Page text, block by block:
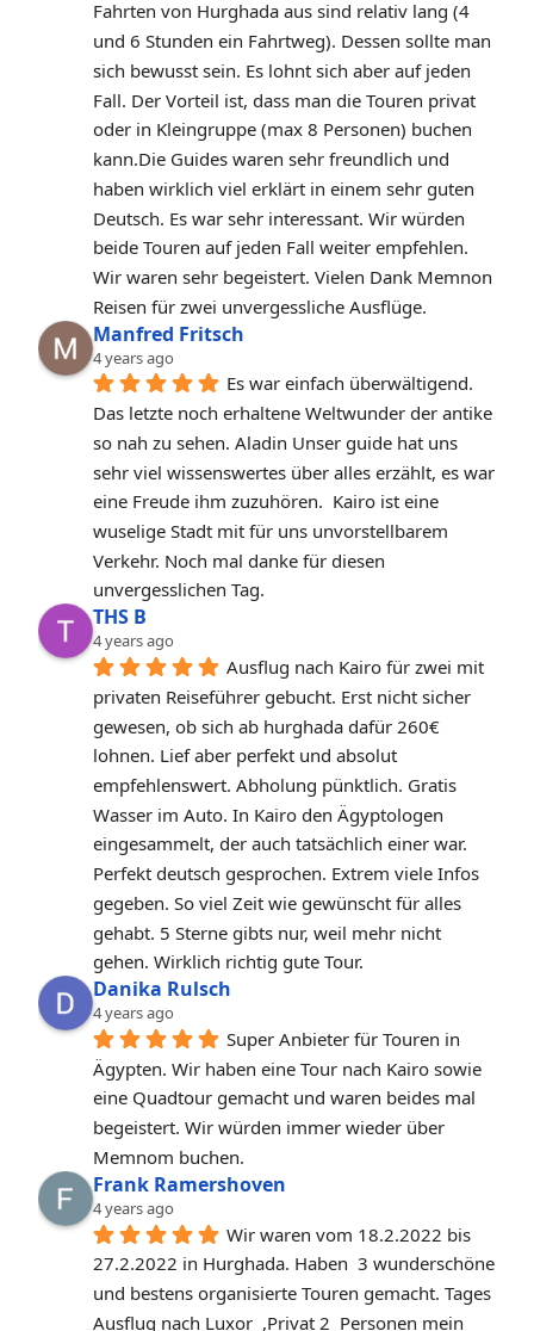
Fahrten von Hurghada aus sind relativ lang (4
und 6 Stunden ein Fahrtweg). Dessen sollte man
sich bewusst sein. Es lohnt sich aber auf jeden
Fall. Der Vorteil ist, dass man die Touren privat
oder in Kleingruppe (max 8 Personen) buchen
kann.Die Guides waren sehr freundlich und
haben wirklich viel erklärt in einem sehr guten
Deutsch. Es war sehr interessant. Wir würden
beide Touren auf jeden Fall weiter empfehlen.
Wir waren sehr begeistert. Vielen Dank Memnon
Reisen für zwei unvergessliche Ausflüge.
Manfred Fritsch
4 years ago
Es war einfach überwältigend.
Das letzte noch erhaltene Weltwunder der antike
so nah zu sehen. Aladin Unser guide hat uns
sehr viel wissenswertes über alles erzählt, es war
eine Freude ihm zuzuhören.  Kairo ist eine
wuselige Stadt mit für uns unvorstellbarem
Verkehr. Noch mal danke für diesen
unvergesslichen Tag.
THS B
4 years ago
Ausflug nach Kairo für zwei mit
privaten Reiseführer gebucht. Erst nicht sicher
gewesen, ob sich ab hurghada dafür 260€
lohnen. Lief aber perfekt und absolut
empfehlenswert. Abholung pünktlich. Gratis
Wasser im Auto. In Kairo den Ägyptologen
eingesammelt, der auch tatsächlich einer war.
Perfekt deutsch gesprochen. Extrem viele Infos
gegeben. So viel Zeit wie gewünscht für alles
gehabt. 5 Sterne gibts nur, weil mehr nicht
gehen. Wirklich richtig gute Tour.
Danika Rulsch
4 years ago
Super Anbieter für Touren in
Ägypten. Wir haben eine Tour nach Kairo sowie
eine Quadtour gemacht und waren beides mal
begeistert. Wir würden immer wieder über
Memnom buchen.
Frank Ramershoven
4 years ago
Wir waren vom 18.2.2022 bis
27.2.2022 in Hurghada. Haben  3 wunderschöne
und bestens organisierte Touren gemacht. Tages
Ausflug nach Luxor  ,Privat 2  Personen mein